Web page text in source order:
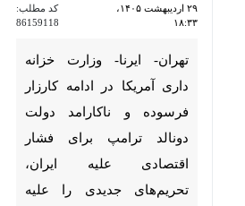
تهران- ایرنا- وزارت خزانه داری
ناکارامد دولت دونالد ترامپ برای
فشار اقتصادی علیه ایران،
تحریم‌های جدیدی را علیه تهران
اعمال کرد.
به گزارشایرنا ، در حالی که کارزار فشار